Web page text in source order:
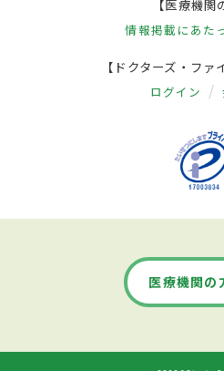
【医療機関
情報掲載にあた
【ドクターズ・ファ
ログイン
医療機関の